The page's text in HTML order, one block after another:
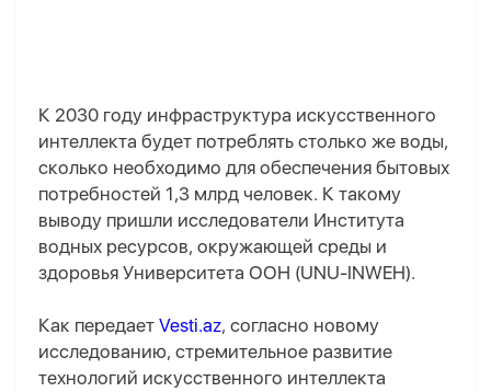
К 2030 году инфраструктура искусственного
интеллекта будет потреблять столько же воды,
сколько необходимо для обеспечения бытовых
потребностей 1,3 млрд человек. К такому
выводу пришли исследователи Института
водных ресурсов, окружающей среды и
здоровья Университета ООН (UNU-INWEH).
Как передает Vesti.az, согласно новому
исследованию, стремительное развитие
технологий искусственного интеллекта